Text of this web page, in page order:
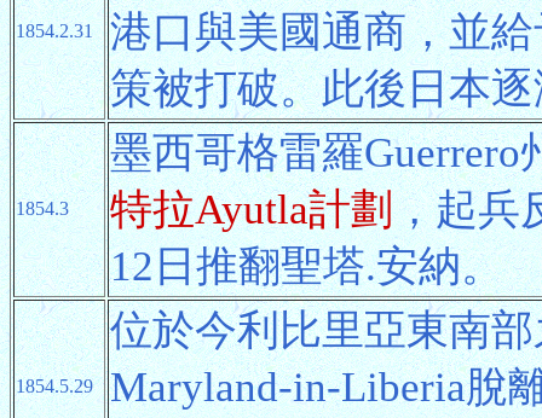
1854.2.31
港口與美國通商，並
策被打破。此後日本
1854.3
墨西哥格雷羅Guerrero
特拉Ayutla計劃，起兵
12日推翻聖塔.安納。
1854.5.29
位於今利比里亞東南
Maryland-in-Liberia脫